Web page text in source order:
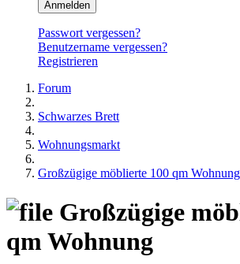
Anmelden
Passwort vergessen?
Benutzername vergessen?
Registrieren
Forum
Schwarzes Brett
Wohnungsmarkt
Großzügige möblierte 100 qm Wohnung
Großzügige
qm Wohnung